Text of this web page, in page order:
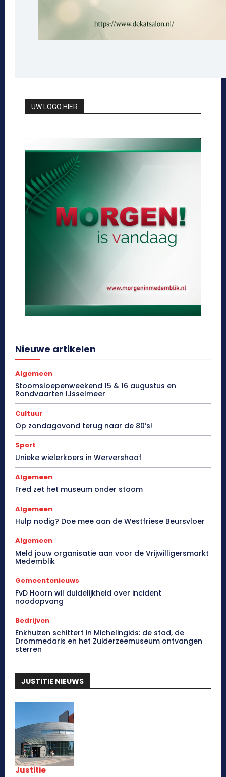
UW LOGO HIER
Nieuwe artikelen
Algemeen
Stoomsloepenweekend 15 & 16 augustus en
Rondvaarten IJsselmeer
Cultuur
Op zondagavond terug naar de 80’s!
Sport
Unieke wielerkoers in Wervershoof
Algemeen
Fred zet het museum onder stoom
Algemeen
Hulp nodig? Doe mee aan de Westfriese Beursvloer
Algemeen
Meld jouw organisatie aan voor de Vrijwilligersmarkt
Medemblik
Gemeentenieuws
FvD Hoorn wil duidelijkheid over incident
noodopvang
Bedrijven
Enkhuizen schittert in Michelingids: de stad, de
Drommedaris en het Zuiderzeemuseum ontvangen
sterren
JUSTITIE NIEUWS
Justitie